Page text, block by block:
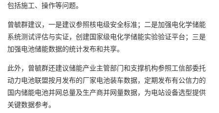
包括施工、操作等问题。
曾毓群建议，一是建议参照核电级安全标准；二是加强电化学储能
系统测试评估与实证，创建国家级电化学储能实验验证平台；三是
加强电池储能数据的统计发布和共享。
此外，曾毓群还建议储能产业主管部门和支撑机构参照工信部委托
动力电池联盟按月发布的厂家电池装车数据，定期发布有公信力的
国内储能电池并网总量及生产商并网量数据，为电站设备选型提供
关键数据参考。